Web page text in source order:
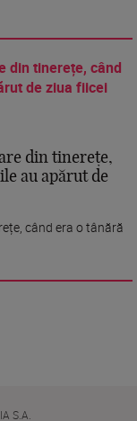
din tinerețe,
au apărut de
când era o tânără
S.A.